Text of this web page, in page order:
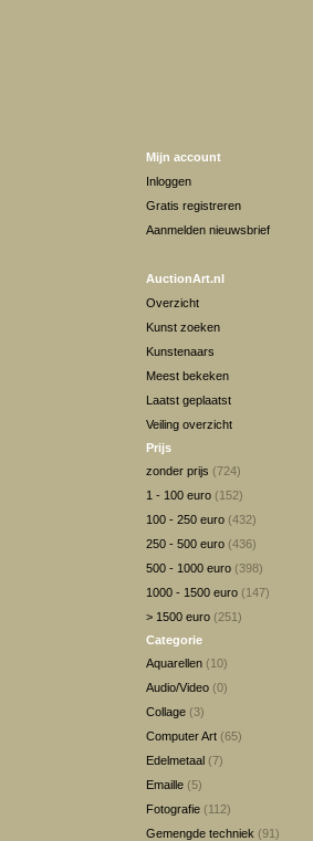
Mijn account
Inloggen
Gratis registreren
Aanmelden nieuwsbrief
AuctionArt.nl
Overzicht
Kunst zoeken
Kunstenaars
Meest bekeken
Laatst geplaatst
Veiling overzicht
Prijs
zonder prijs (724)
1 - 100 euro (152)
100 - 250 euro (432)
250 - 500 euro (436)
500 - 1000 euro (398)
1000 - 1500 euro (147)
> 1500 euro (251)
Categorie
Aquarellen (10)
Audio/Video (0)
Collage (3)
Computer Art (65)
Edelmetaal (7)
Emaille (5)
Fotografie (112)
Gemengde techniek (91)